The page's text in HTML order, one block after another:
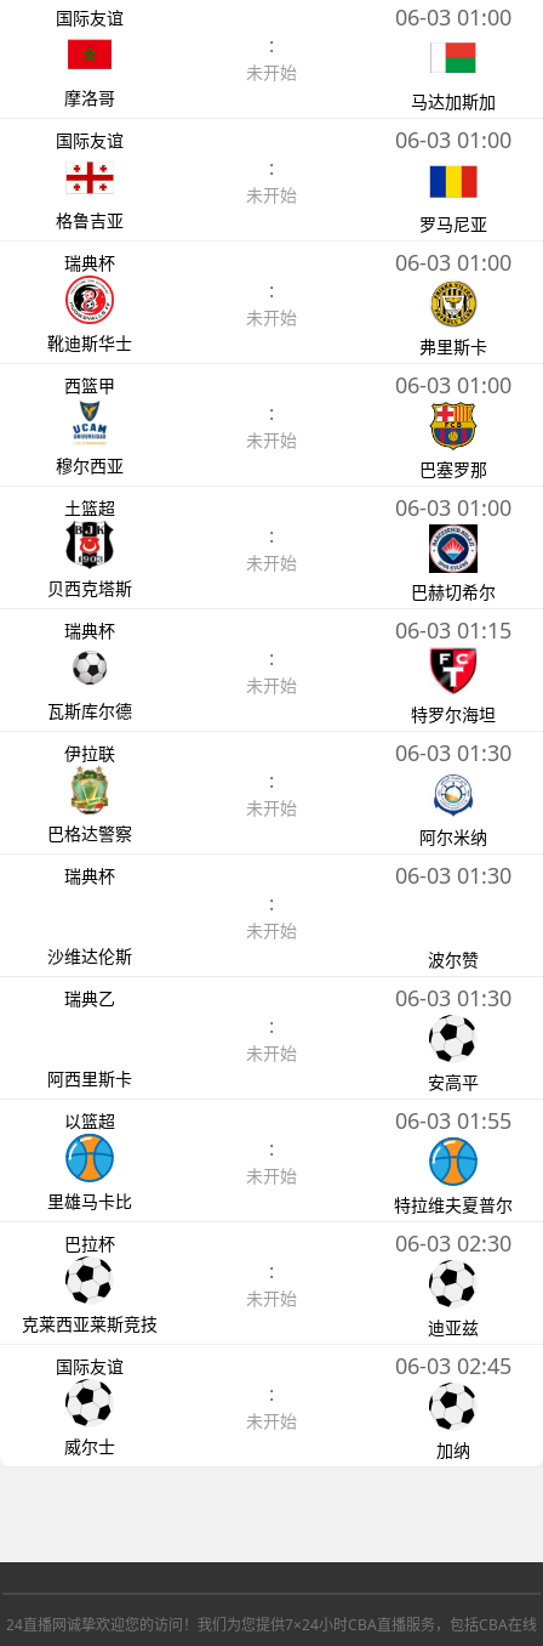
国际友谊
摩洛哥
:
未开始
06-03 01:00
马达加斯加
国际友谊
格鲁吉亚
:
未开始
06-03 01:00
罗马尼亚
瑞典杯
靴迪斯华士
:
未开始
06-03 01:00
弗里斯卡
西篮甲
穆尔西亚
:
未开始
06-03 01:00
巴塞罗那
土篮超
贝西克塔斯
:
未开始
06-03 01:00
巴赫切希尔
瑞典杯
瓦斯库尔德
:
未开始
06-03 01:15
特罗尔海坦
伊拉联
巴格达警察
:
未开始
06-03 01:30
阿尔米纳
瑞典杯
沙维达伦斯
:
未开始
06-03 01:30
波尔赞
瑞典乙
阿西里斯卡
:
未开始
06-03 01:30
安高平
以篮超
里雄马卡比
:
未开始
06-03 01:55
特拉维夫夏普尔
巴拉杯
克莱西亚莱斯竞技
:
未开始
06-03 02:30
迪亚兹
国际友谊
威尔士
:
未开始
06-03 02:45
加纳
24直播网诚挚欢迎您的访问！我们为您提供7×24小时CBA直播服务，包括CBA在线